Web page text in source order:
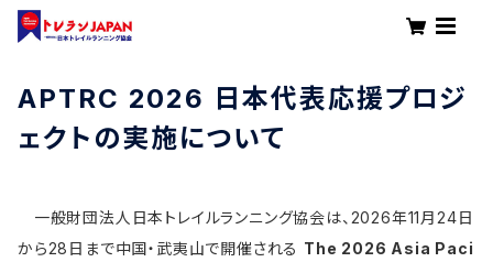
APTRC 2026 日本代表応援プロジ
ェクトの実施について
一般財団法人日本トレイルランニング協会は、2026年11月24日
から28日まで中国・武夷山で開催される The 2026 Asia Paci